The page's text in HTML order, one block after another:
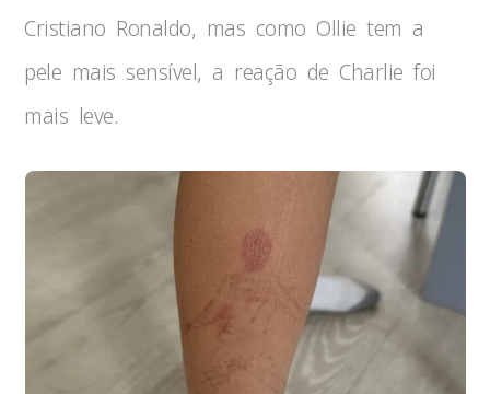
Cristiano Ronaldo, mas como Ollie tem a
pele mais sensível, a reação de Charlie foi
mais leve.